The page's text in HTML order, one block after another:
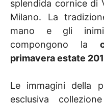
splendida cornice di
Milano. La
mano e gli
compongono la
primavera estate
Le immagini della
esclusiva